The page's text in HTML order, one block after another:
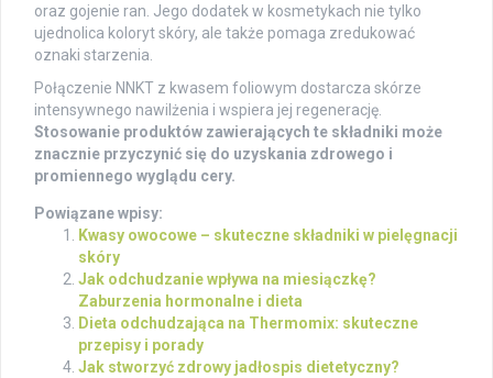
oraz gojenie ran. Jego dodatek w kosmetykach nie tylko
ujednolica koloryt skóry, ale także pomaga zredukować
oznaki starzenia.
Połączenie NNKT z kwasem foliowym dostarcza skórze
intensywnego nawilżenia i wspiera jej regenerację.
Stosowanie produktów zawierających te składniki może
znacznie przyczynić się do uzyskania zdrowego i
promiennego wyglądu cery.
Powiązane wpisy:
Kwasy owocowe – skuteczne składniki w pielęgnacji
skóry
Jak odchudzanie wpływa na miesiączkę?
Zaburzenia hormonalne i dieta
Dieta odchudzająca na Thermomix: skuteczne
przepisy i porady
Jak stworzyć zdrowy jadłospis dietetyczny?